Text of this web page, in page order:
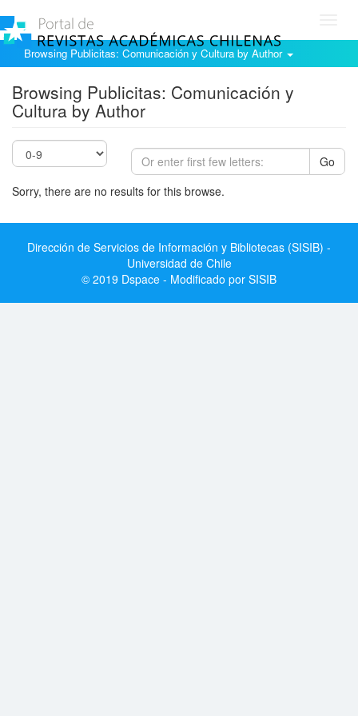
Browsing Publicitas: Comunicación y Cultura by Author
Browsing Publicitas: Comunicación y
Cultura by Author
Go
Sorry, there are no results for this browse.
Dirección de Servicios de Información y Bibliotecas (SISIB) -
Universidad de Chile
© 2019 Dspace - Modificado por SISIB